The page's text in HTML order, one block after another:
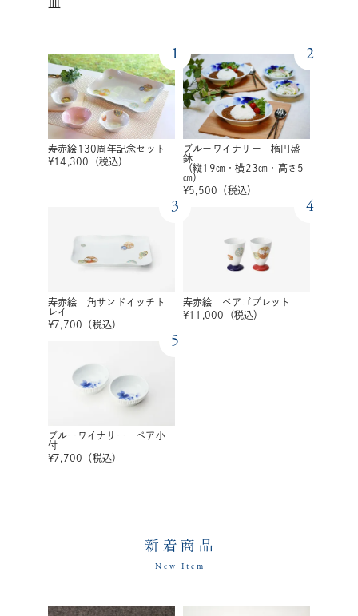
皿
1
寿赤絵130周年記念セット
¥14,300 （税込）
2
ブルーワイナリー 楕円盛
鉢
（縦19㎝・横23㎝・高さ5
㎝）
¥5,500 （税込）
3
寿赤絵 角サンドイッチト
レイ
¥7,700 （税込）
4
寿赤絵 ペアゴブレット
¥11,000 （税込）
5
ブルーワイナリー ペア小
付
¥7,700 （税込）
新着商品
New Item